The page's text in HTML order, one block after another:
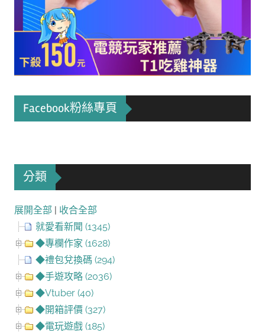
Facebook粉絲專頁
分類
展開全部 | 收合全部
就愛看新聞 (1345)
◆專欄作家 (1628)
◆禮包兌換碼 (294)
◆手遊攻略 (2036)
◆Vtuber (40)
◆開箱評價 (327)
◆電玩遊戲 (185)